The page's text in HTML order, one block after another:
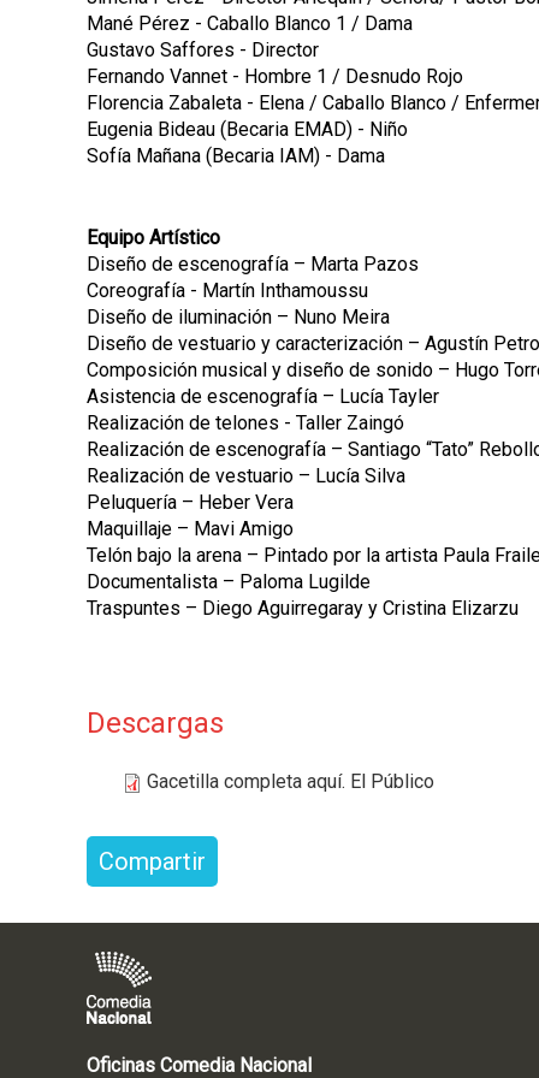
Mané Pérez - Caballo Blanco 1 / Dama
Gustavo Saffores - Director
Fernando Vannet - Hombre 1 / Desnudo Rojo
Florencia Zabaleta - Elena / Caballo Blanco /
Eugenia Bideau (Becaria EMAD) - Niño
Sofía Mañana (Becaria IAM) - Dama
Equipo Artístico
Diseño de escenografía – Marta Pazos
Coreografía - Martín Inthamoussu
Diseño de iluminación – Nuno Meira
Diseño de vestuario y caracterización – Agustín
Composición musical y diseño de sonido – Hugo
Asistencia de escenografía – Lucía Tayler
Realización de telones - Taller Zaingó
Realización de escenografía – Santiago “Tato”
Realización de vestuario – Lucía Silva
Peluquería – Heber Vera
Maquillaje – Mavi Amigo
Telón bajo la arena – Pintado por la artista Paula
Documentalista – Paloma Lugilde
Traspuntes – Diego Aguirregaray y Cristina Elizarzu
Descargas
Gacetilla completa aquí. El Público
Compartir
Oficinas Comedia Nacional